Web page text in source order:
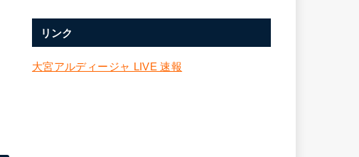
リンク
大宮アルディージャ LIVE 速報